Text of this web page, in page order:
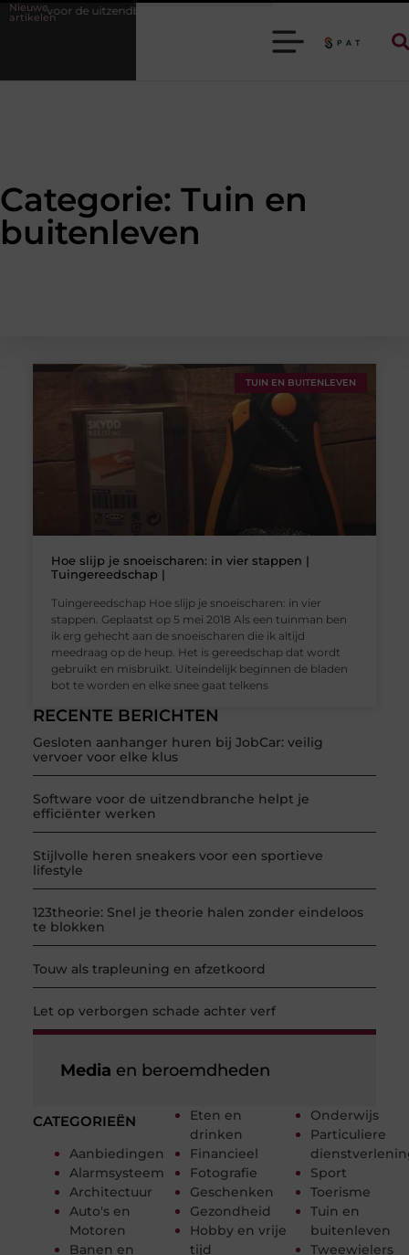
Nieuwe
artikelen
voor de uitzendbranche helpt je efficiënter werken
Categorie: Tuin en
buitenleven
RECENTE BERICHTEN
Gesloten aanhanger huren bij JobCar: veilig
vervoer voor elke klus
Software voor de uitzendbranche helpt je
efficiënter werken
Stijlvolle heren sneakers voor een sportieve
lifestyle
123theorie: Snel je theorie halen zonder eindeloos
te blokken
Touw als trapleuning en afzetkoord
Let op verborgen schade achter verf
CATEGORIEËN
Aanbiedingen
Alarmsysteem
Architectuur
Auto's en
Motoren
Banen en
Eten en
drinken
Financieel
Fotografie
Geschenken
Gezondheid
Hobby en vrije
tijd
Onderwijs
Particuliere
Sport
Toerisme
Tuin en
buitenleven
Tweewielers
Media en beroemdheden
TUIN EN BUITENLEVEN
Hoe slijp je snoeischaren: in vier stappen |
Tuingereedschap |
Tuingereedschap Hoe slijp je snoeischaren: in vier
stappen. Geplaatst op 5 mei 2018 Als een tuinman ben
ik erg gehecht aan de snoeischaren die ik altijd
meedraag op de heup. Het is gereedschap dat wordt
gebruikt en misbruikt. Uiteindelijk beginnen de bladen
bot te worden en elke snee gaat telkens